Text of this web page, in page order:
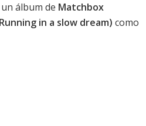
álbum de Matchbox
in a slow dream) como